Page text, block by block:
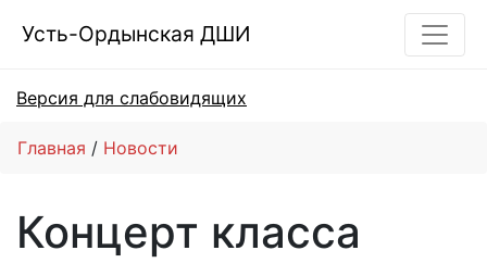
Усть-Ордынская ДШИ
Версия для слабовидящих
Главная Новости
Концерт класса